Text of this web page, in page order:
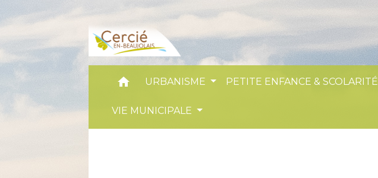
home URBANISME PETITE ENFANCE & SCOLARITÉ
VIE MUNICIPALE